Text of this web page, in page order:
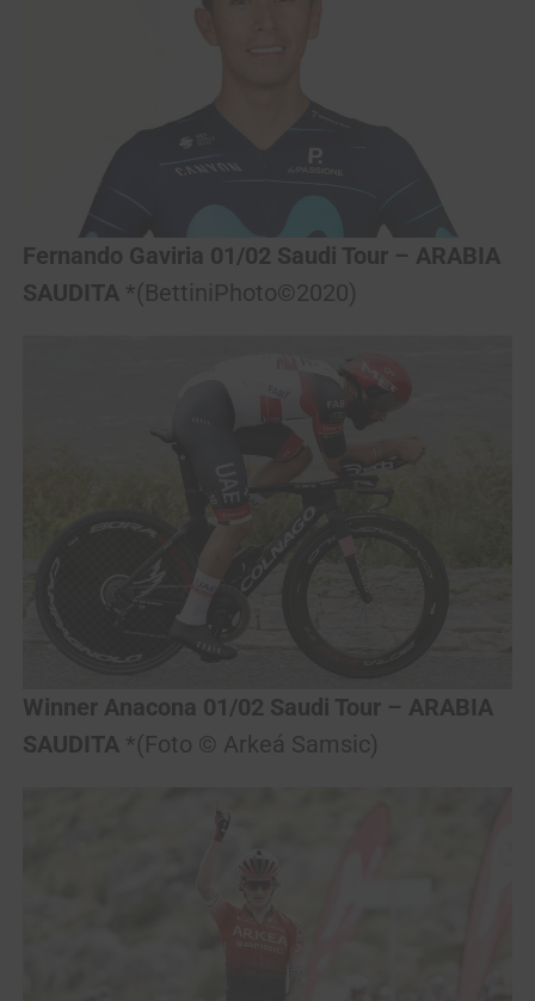
Fernando Gaviria 01/02 Saudi Tour – ARABIA
SAUDITA*(BettiniPhoto©2020)
Winner Anacona 01/02 Saudi Tour – ARABIA
SAUDITA *(Foto © Arkeá Samsic)